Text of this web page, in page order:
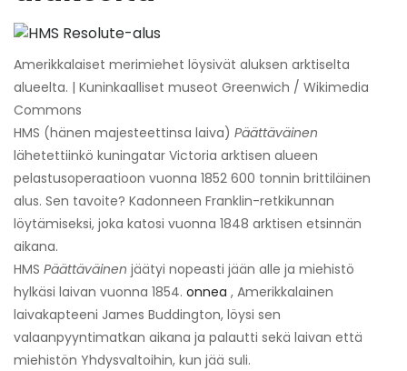
Amerikkalaiset merimiehet löysivät aluksen arktiselta
alueelta. | Kuninkaalliset museot Greenwich / Wikimedia
Commons
HMS (hänen majesteettinsa laiva) Päättäväinen
lähetettiinkö kuningatar Victoria arktisen alueen
pelastusoperaatioon vuonna 1852 600 tonnin brittiläinen
alus. Sen tavoite? Kadonneen Franklin-retkikunnan
löytämiseksi, joka katosi vuonna 1848 arktisen etsinnän
aikana.
HMS Päättäväinen jäätyi nopeasti jään alle ja miehistö
hylkäsi laivan vuonna 1854. onnea , Amerikkalainen
laivakapteeni James Buddington, löysi sen
valaanpyyntimatkan aikana ja palautti sekä laivan että
miehistön Yhdysvaltoihin, kun jää suli.